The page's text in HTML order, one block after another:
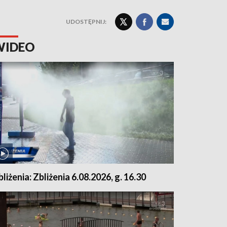
UDOSTĘPNIJ:
Zbliżenia 6.08.2026, g. 16.30